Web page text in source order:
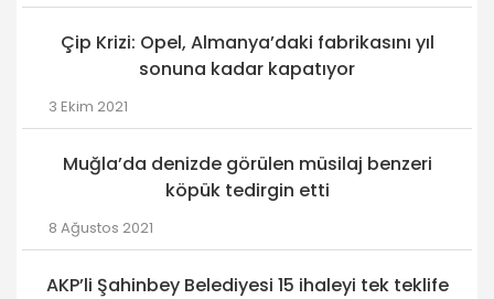
Çip Krizi: Opel, Almanya’daki fabrikasını yıl
sonuna kadar kapatıyor
3 Ekim 2021
Muğla’da denizde görülen müsilaj benzeri
köpük tedirgin etti
8 Ağustos 2021
AKP’li Şahinbey Belediyesi 15 ihaleyi tek teklife